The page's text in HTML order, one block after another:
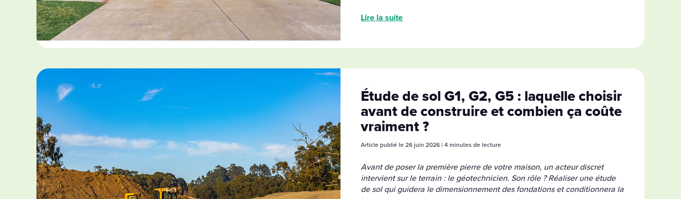
Lire la suite
Étude de sol G1, G2, G5 : laquelle choisir
avant de construire et combien ça coûte
vraiment ?
Article publié le 26 juin 2026 | 4 minutes de lecture
Avant de poser la première pierre de votre maison, un acteur discret
intervient sur le terrain : le géotechnicien. Son rôle ? Réaliser une étude
de sol qui guidera le dimensionnement des fondations et conditionnera la